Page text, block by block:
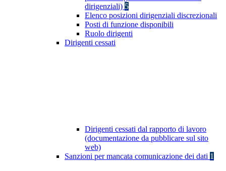
dirigenziali) 5
Elenco posizioni dirigenziali discrezionali
Posti di funzione disponibili
Ruolo dirigenti
Dirigenti cessati
Dirigenti cessati dal rapporto di lavoro
(documentazione da pubblicare sul sito
web)
Sanzioni per mancata comunicazione dei dati 1